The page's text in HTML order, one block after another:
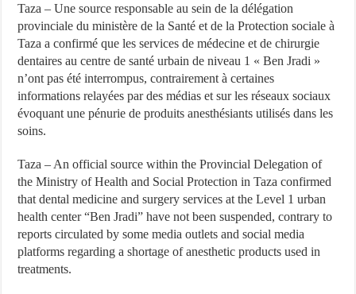
Taza – Une source responsable au sein de la délégation
provinciale du ministère de la Santé et de la Protection sociale à
Taza a confirmé que les services de médecine et de chirurgie
dentaires au centre de santé urbain de niveau 1 « Ben Jradi »
n’ont pas été interrompus, contrairement à certaines
informations relayées par des médias et sur les réseaux sociaux
évoquant une pénurie de produits anesthésiants utilisés dans les
soins.
Taza – An official source within the Provincial Delegation of
the Ministry of Health and Social Protection in Taza confirmed
that dental medicine and surgery services at the Level 1 urban
health center “Ben Jradi” have not been suspended, contrary to
reports circulated by some media outlets and social media
platforms regarding a shortage of anesthetic products used in
treatments.